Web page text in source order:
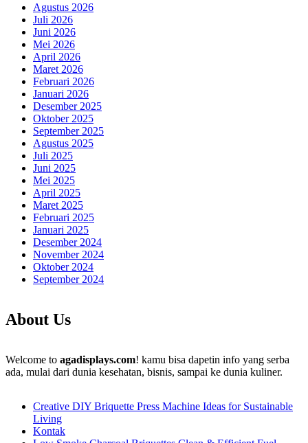
Agustus 2026
Juli 2026
Juni 2026
Mei 2026
April 2026
Maret 2026
Februari 2026
Januari 2026
Desember 2025
Oktober 2025
September 2025
Agustus 2025
Juli 2025
Juni 2025
Mei 2025
April 2025
Maret 2025
Februari 2025
Januari 2025
Desember 2024
November 2024
Oktober 2024
September 2024
About Us
Welcome to agadisplays.com! kamu bisa dapetin info yang serba
ada, mulai dari dunia kesehatan, bisnis, sampai ke dunia kuliner.
Creative DIY Briquette Press Machine Ideas for Sustainable
Living
Kontak